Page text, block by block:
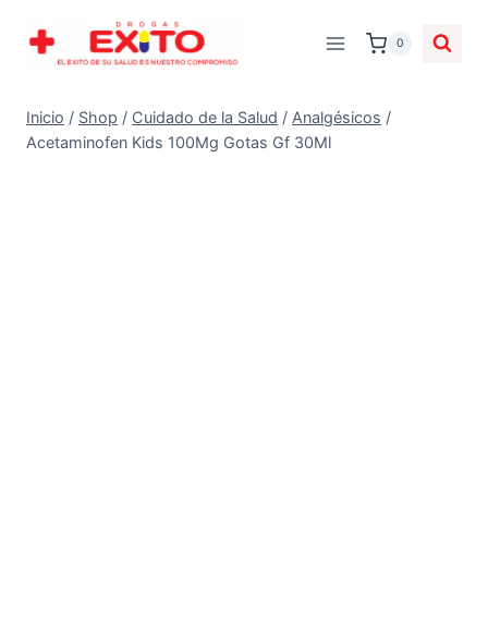
0
Inicio / Shop / Cuidado de la Salud / Analgésicos /
Acetaminofen Kids 100Mg Gotas Gf 30Ml